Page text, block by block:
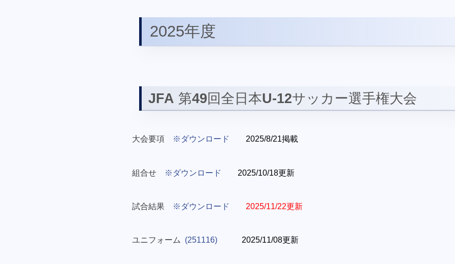
2025年度
JFA 第49回全日本U-12サッカー選手権大会
大会要項 ※ダウンロード 2025/8/21掲載
組合せ ※ダウンロード 2025/10/18更新
試合結果 ※ダウンロード 2025/11/22更新
ユニフォーム (251116) 2025/11/08更新